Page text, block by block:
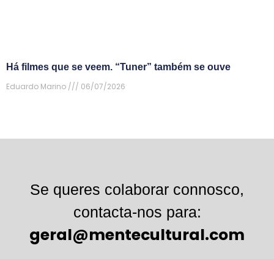
Há filmes que se veem. “Tuner” também se ouve
Eduardo Marino
06/07/2026
Se queres colaborar connosco,
contacta-nos para:
geral@mentecultural.com